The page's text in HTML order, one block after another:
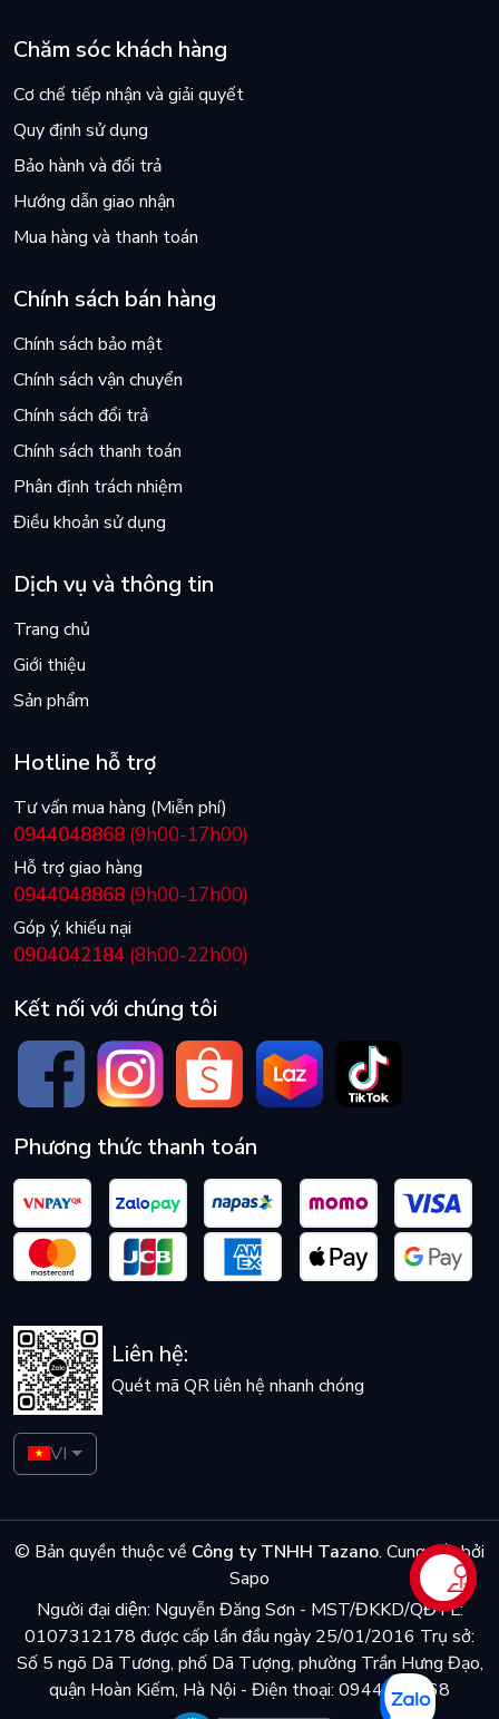
Chăm sóc khách hàng
Cơ chế tiếp nhận và giải quyết
Quy định sử dụng
Bảo hành và đổi trả
Hướng dẫn giao nhận
Mua hàng và thanh toán
Chính sách bán hàng
Chính sách bảo mật
Chính sách vận chuyển
Chính sách đổi trả
Chính sách thanh toán
Phân định trách nhiệm
Điều khoản sử dụng
Dịch vụ và thông tin
Trang chủ
Giới thiệu
Sản phẩm
Hotline hỗ trợ
Tư vấn mua hàng (Miễn phí)
0944048868 (9h00-17h00)
Hỗ trợ giao hàng
0944048868 (9h00-17h00)
Góp ý, khiếu nại
0904042184 (8h00-22h00)
Kết nối với chúng tôi
Phương thức thanh toán
Liên hệ:
Quét mã QR liên hệ nhanh chóng
VI
© Bản quyền thuộc về Công ty TNHH Tazano. Cung cấp bởi
Sapo
Người đại diện: Nguyễn Đăng Sơn - MST/ĐKKD/QĐTL:
0107312178 được cấp lần đầu ngày 25/01/2016 Trụ sở:
Số 5 ngõ Dã Tương, phố Dã Tượng, phường Trần Hưng Đạo,
quận Hoàn Kiếm, Hà Nội - Điện thoại: 0944048868
Liên hệ